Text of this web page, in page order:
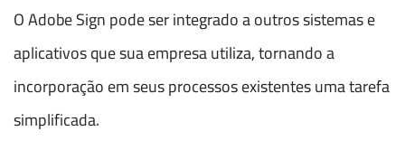
O Adobe Sign pode ser integrado a outros sistemas e
aplicativos que sua empresa utiliza, tornando a
incorporação em seus processos existentes uma tarefa
simplificada.